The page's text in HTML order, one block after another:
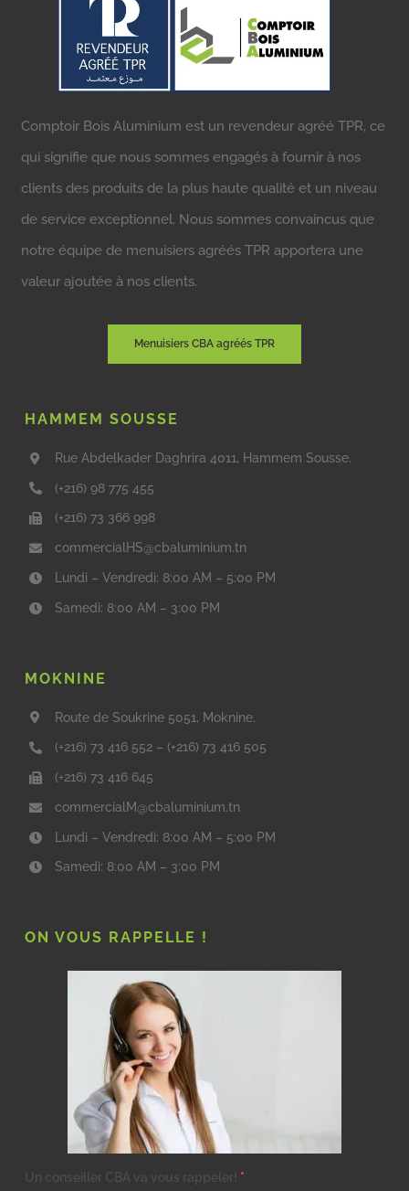
Comptoir Bois Aluminium est un revendeur agréé TPR, ce
qui signifie que nous sommes engagés à fournir à nos
clients des produits de la plus haute qualité et un niveau
de service exceptionnel. Nous sommes convaincus que
notre équipe de menuisiers agréés TPR apportera une
valeur ajoutée à nos clients.
Menuisiers CBA agréés TPR
HAMMEM SOUSSE
Rue Abdelkader Daghrira 4011, Hammem Sousse.
(+216) 98 775 455
(+216) 73 366 998
commercialHS@cbaluminium.tn
Lundi – Vendredi: 8:00 AM – 5:00 PM
Samedi: 8:00 AM – 3:00 PM
MOKNINE
Route de Soukrine 5051, Moknine.
(+216) 73 416 552 – (+216) 73 416 505
(+216) 73 416 645
commercialM@cbaluminium.tn
Lundi – Vendredi: 8:00 AM – 5:00 PM
Samedi: 8:00 AM – 3:00 PM
ON VOUS RAPPELLE !
Un conseiller CBA va vous rappeler! *